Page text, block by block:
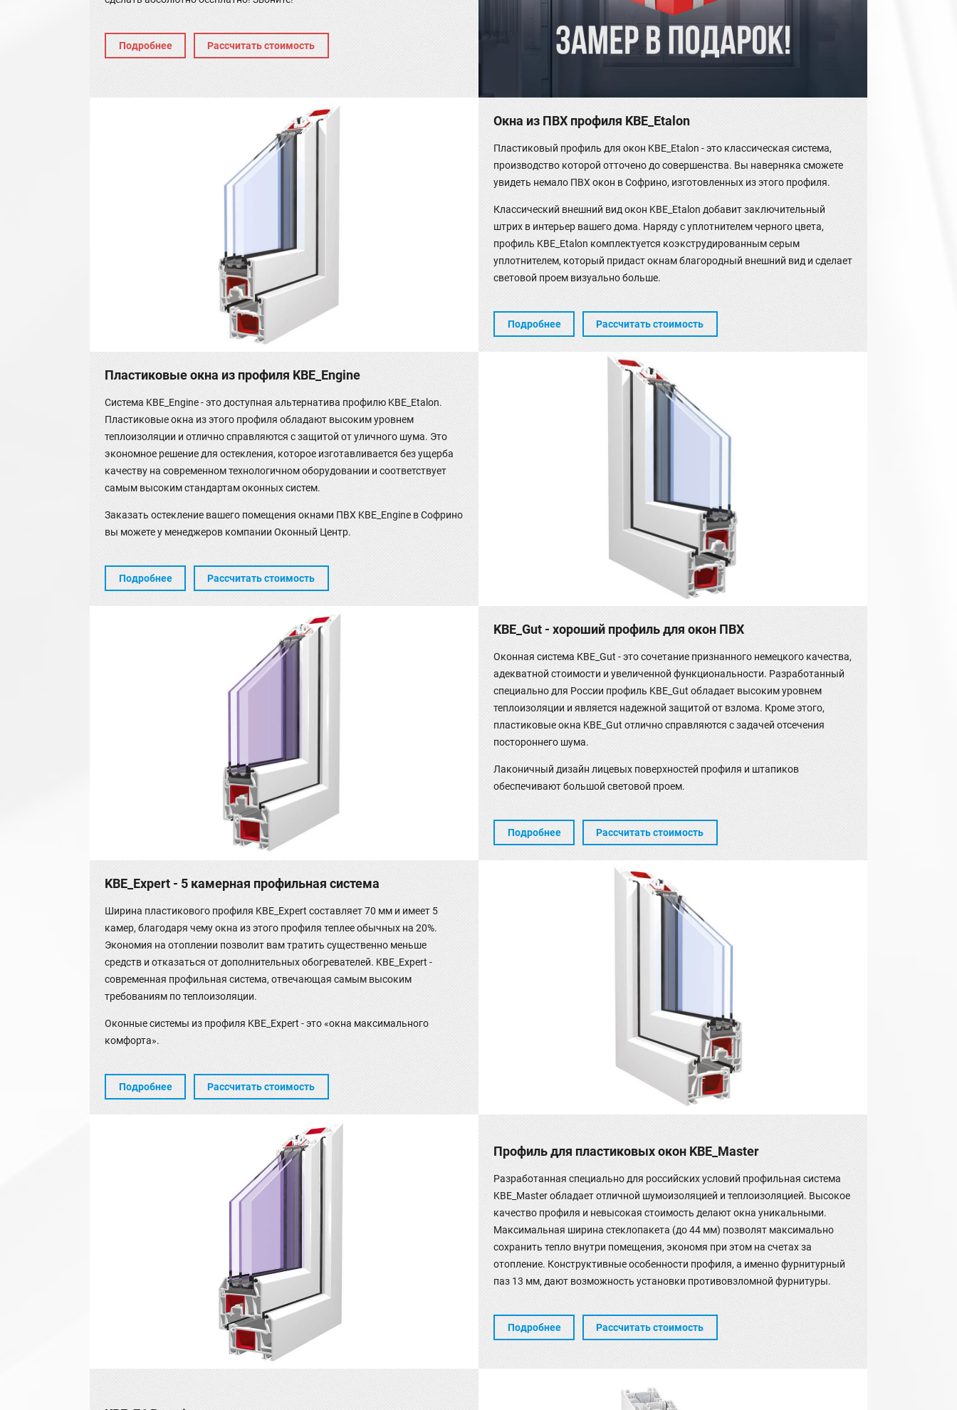
Подробнее Рассчитать стоимость
Окна из ПВХ профиля KBE_Etalon
Пластиковый профиль для окон KBE_Etalon - это классическая система,
производство которой отточено до совершенства. Вы наверняка сможете
увидеть немало ПВХ окон в Софрино, изготовленных из этого профиля.
Классический внешний вид окон KBE_Etalon добавит заключительный
штрих в интерьер вашего дома. Наряду с уплотнителем черного цвета,
профиль KBE_Etalon комплектуется коэкструдированным серым
уплотнителем, который придаст окнам благородный внешний вид и сделает
световой проем визуально больше.
Подробнее Рассчитать стоимость
Пластиковые окна из профиля KBE_Engine
Система KBE_Engine - это доступная альтернатива профилю KBE_Etalon.
Пластиковые окна из этого профиля обладают высоким уровнем
теплоизоляции и отлично справляются с защитой от уличного шума. Это
экономное решение для остекления, которое изготавливается без ущерба
качеству на современном технологичном оборудовании и соответствует
самым высоким стандартам оконных систем.
Заказать остекление вашего помещения окнами ПВХ KBE_Engine в Софрино
вы можете у менеджеров компании Оконный Центр.
Подробнее Рассчитать стоимость
KBE_Gut - хороший профиль для окон ПВХ
Оконная система KBE_Gut - это сочетание признанного немецкого качества,
адекватной стоимости и увеличенной функциональности. Разработанный
специально для России профиль KBE_Gut обладает высоким уровнем
теплоизоляции и является надежной защитой от взлома. Кроме этого,
пластиковые окна KBE_Gut отлично справляются с задачей отсечения
постороннего шума.
Лаконичный дизайн лицевых поверхностей профиля и штапиков
обеспечивают большой световой проем.
Подробнее Рассчитать стоимость
KBE_Expert - 5 камерная профильная система
Ширина пластикового профиля KBE_Expert составляет 70 мм и имеет 5
камер, благодаря чему окна из этого профиля теплее обычных на 20%.
Экономия на отоплении позволит вам тратить существенно меньше
средств и отказаться от дополнительных обогревателей. KBE_Expert -
современная профильная система, отвечающая самым высоким
требованиям по теплоизоляции.
Оконные системы из профиля KBE_Expert - это «окна максимального
комфорта».
Подробнее Рассчитать стоимость
Профиль для пластиковых окон KBE_Master
Разработанная специально для российских условий профильная система
KBE_Master обладает отличной шумоизоляцией и теплоизоляцией. Высокое
качество профиля и невысокая стоимость делают окна уникальными.
Максимальная ширина стеклопакета (до 44 мм) позволят максимально
сохранить тепло внутри помещения, экономя при этом на счетах за
отопление. Конструктивные особенности профиля, а именно фурнитурный
паз 13 мм, дают возможность установки противовзломной фурнитуры.
Подробнее Рассчитать стоимость